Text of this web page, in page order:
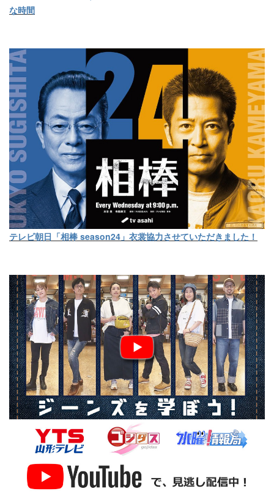
な時間
テレビ朝日「相棒 season24」衣裳協力させていただきました！